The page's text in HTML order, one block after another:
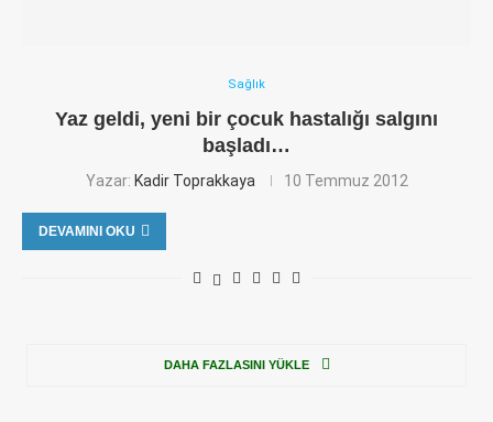
Sağlık
Yaz geldi, yeni bir çocuk hastalığı salgını
başladı…
Yazar: Kadir Toprakkaya 10 Temmuz 2012
DEVAMINI OKU
DAHA FAZLASINI YÜKLE